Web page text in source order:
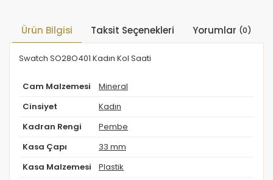
Ürün Bilgisi Taksit Seçenekleri Yorumlar (0)
Swatch SO28O401 Kadın Kol Saati
Cam Malzemesi Mineral
Cinsiyet Kadın
Kadran Rengi Pembe
Kasa Çapı 33 mm
Kasa Malzemesi Plastik